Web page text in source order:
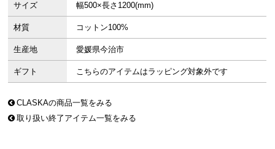
サイズ 幅500×長さ1200(mm)
材質 コットン100%
生産地 愛媛県今治市
ギフト こちらのアイテムはラッピング対象外です
CLASKAの商品一覧をみる
取り扱い終了アイテム一覧をみる